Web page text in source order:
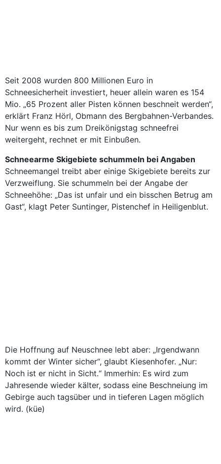
Seit 2008 wurden 800 Millionen Euro in
Schneesicherheit investiert, heuer allein waren es 154
Mio. „65 Prozent aller Pisten können beschneit werden“,
erklärt Franz Hörl, Obmann des Bergbahnen-Verbandes.
Nur wenn es bis zum Dreikönigstag schneefrei
weitergeht, rechnet er mit Einbußen.
Schneearme Skigebiete schummeln bei Angaben
Schneemangel treibt aber einige Skigebiete bereits zur
Verzweiflung. Sie schummeln bei der Angabe der
Schneehöhe: „Das ist unfair und ein bisschen Betrug am
Gast“, klagt Peter Suntinger, Pistenchef in Heiligenblut.
Die Hoffnung auf Neuschnee lebt aber: „Irgendwann
kommt der Winter sicher“, glaubt Kiesenhofer. „Nur:
Noch ist er nicht in Sicht.“ Immerhin: Es wird zum
Jahresende wieder kälter, sodass eine Beschneiung im
Gebirge auch tagsüber und in tieferen Lagen möglich
wird. (küe)